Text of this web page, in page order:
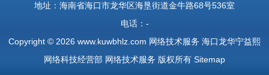
地址：海南省海口市龙华区海垦街道金牛路68号536室
电话：-
Copyright © 2026 www.kuwbhlz.com 网络技术服务 海口龙华宁益熙
网络科技经营部 网络技术服务 版权所有 Sitemap